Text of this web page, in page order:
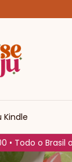
• Todo o Brasil
Kindle